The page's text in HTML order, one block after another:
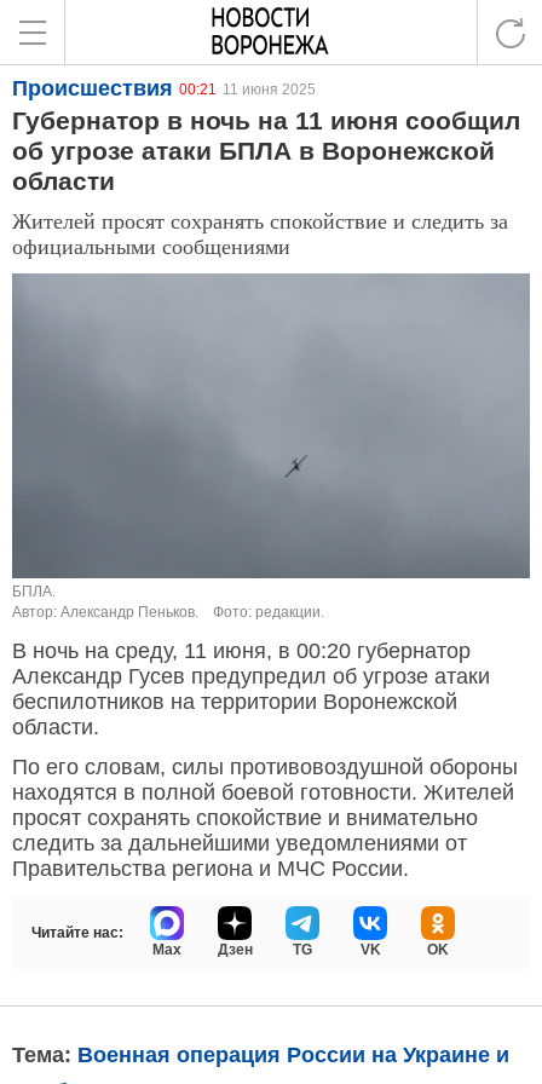
Происшествия 00:21 11 июня 2025
Губернатор в ночь на 11 июня сообщил
об угрозе атаки БПЛА в Воронежской
области
Жителей просят сохранять спокойствие и следить за
официальными сообщениями
БПЛА.
Автор: Александр Пеньков.
Фото: редакции.
В ночь на среду, 11 июня, в 00:20 губернатор
Александр Гусев предупредил об угрозе атаки
беспилотников на территории Воронежской
области.
По его словам, силы противовоздушной обороны
находятся в полной боевой готовности. Жителей
просят сохранять спокойствие и внимательно
следить за дальнейшими уведомлениями от
Правительства региона и МЧС России.
Читайте нас:
Max
Дзен TG VK OK
Тема: Военная операция России на Украине и